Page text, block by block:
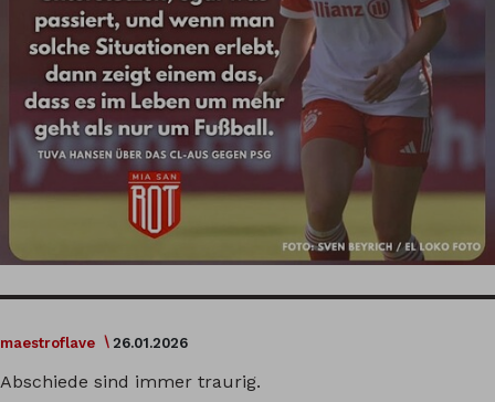
maestroflave 26.01.2026
Abschiede sind immer traurig.